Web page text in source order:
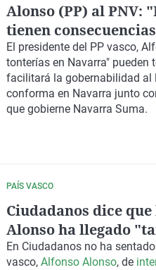
Alonso (PP) al PNV:
tienen
El presidente del PP vasco,
tonterías en Navarra" pueden
facilitará la gobernabilidad al
conforma en Navarra junto
que gobierne Navarra Suma.
PAÍS VASCO
Ciudadanos dice
Alonso ha llegado
acuerdo
En Ciudadanos no ha
vasco, Alfonso Alonso, de